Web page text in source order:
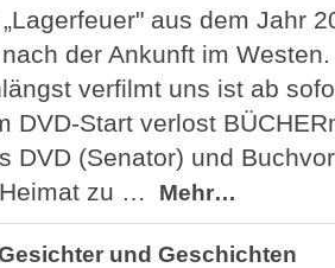
aus dem Jahr
der Ankunft im
verfilmt uns ist ab
DVD-Start verlost
DVD (Senator) und
Heimat zu …
Mehr…
und Geschichten